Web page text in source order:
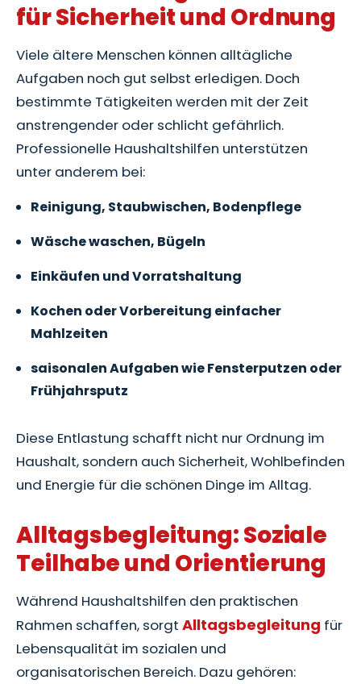
für Sicherheit und Ordnung
Viele ältere Menschen können alltägliche
Aufgaben noch gut selbst erledigen. Doch
bestimmte Tätigkeiten werden mit der Zeit
anstrengender oder schlicht gefährlich.
Professionelle Haushaltshilfen unterstützen
unter anderem bei:
Reinigung, Staubwischen, Bodenpflege
Wäsche waschen, Bügeln
Einkäufen und Vorratshaltung
Kochen oder Vorbereitung einfacher
Mahlzeiten
saisonalen Aufgaben wie Fensterputzen oder
Frühjahrsputz
Diese Entlastung schafft nicht nur Ordnung im
Haushalt, sondern auch Sicherheit, Wohlbefinden
und Energie für die schönen Dinge im Alltag.
Alltagsbegleitung: Soziale
Teilhabe und Orientierung
Während Haushaltshilfen den praktischen
Rahmen schaffen, sorgt Alltagsbegleitung für
Lebensqualität im sozialen und
organisatorischen Bereich. Dazu gehören: